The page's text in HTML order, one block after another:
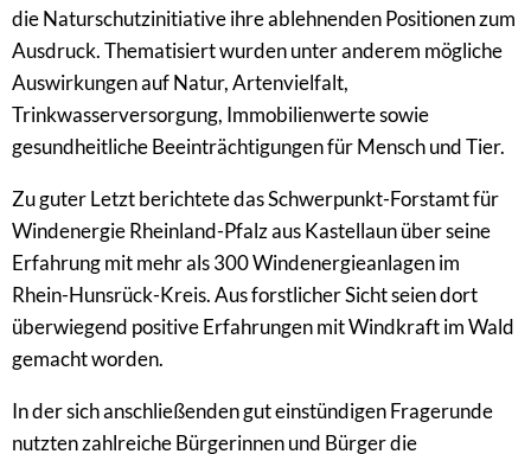
die Naturschutzinitiative ihre ablehnenden Positionen zum
Ausdruck. Thematisiert wurden unter anderem mögliche
Auswirkungen auf Natur, Artenvielfalt,
Trinkwasserversorgung, Immobilienwerte sowie
gesundheitliche Beeinträchtigungen für Mensch und Tier.
Zu guter Letzt berichtete das Schwerpunkt-Forstamt für
Windenergie Rheinland-Pfalz aus Kastellaun über seine
Erfahrung mit mehr als 300 Windenergieanlagen im
Rhein-Hunsrück-Kreis. Aus forstlicher Sicht seien dort
überwiegend positive Erfahrungen mit Windkraft im Wald
gemacht worden.
In der sich anschließenden gut einstündigen Fragerunde
nutzten zahlreiche Bürgerinnen und Bürger die